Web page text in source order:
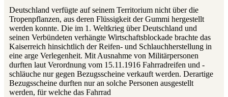
Deutschland verfügte auf seinem Territorium nicht über die
Tropenpflanzen, aus deren Flüssigkeit der Gummi hergestellt
werden konnte. Die im 1. Weltkrieg über Deutschland und
seinen Verbündeten verhängte Wirtschaftsblockade brachte das
Kaiserreich hinsichtlich der Reifen- und Schlauchherstellung in
eine arge Verlegenheit. Mit Ausnahme von Militärpersonen
durften laut Verordnung vom 15.11.1916 Fahrradreifen und -
schläuche nur gegen Bezugsscheine verkauft werden. Derartige
Bezugsscheine durften nur an solche Personen ausgestellt
werden, für welche das Fahrrad